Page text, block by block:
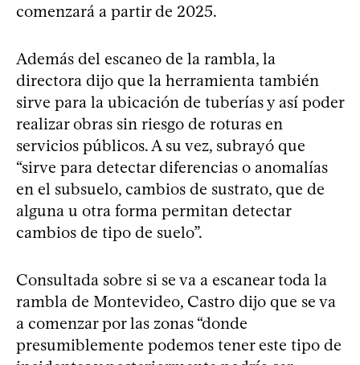
comenzará a partir de 2025.
Además del escaneo de la rambla, la
directora dijo que la herramienta también
sirve para la ubicación de tuberías y así poder
realizar obras sin riesgo de roturas en
servicios públicos. A su vez, subrayó que
“sirve para detectar diferencias o anomalías
en el subsuelo, cambios de sustrato, que de
alguna u otra forma permitan detectar
cambios de tipo de suelo”.
Consultada sobre si se va a escanear toda la
rambla de Montevideo, Castro dijo que se va
a comenzar por las zonas “donde
presumiblemente podemos tener este tipo de